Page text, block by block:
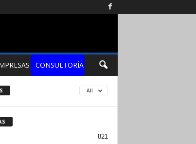
CONSULTORÍA
All
821